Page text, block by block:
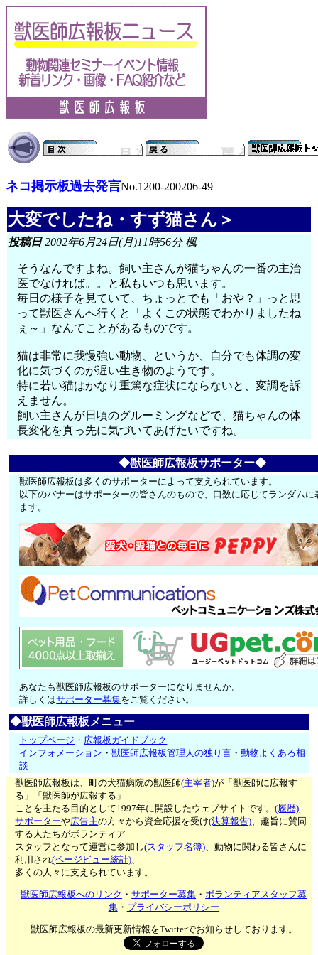
ネコ掲示板過去発言No.1200-200206-49
大変でしたね・すず猫さん＞
投稿日2002年6月24日(月)11時56分 楓
そうなんですよね。飼い主さんが猫ちゃんの一番の主治
医でなければ。。と私もいつも思います。
毎日の様子を見ていて、ちょっとでも「おや？」っと思
って獣医さんへ行くと「よくこの状態でわかりましたね
ぇ～」なんてことがあるものです。
猫は非常に我慢強い動物、というか、自分でも体調の変
化に気づくのが遅い生き物のようです。
特に若い猫はかなり重篤な症状にならないと、変調を訴
えません。
飼い主さんが日頃のグルーミングなどで、猫ちゃんの体
長変化を真っ先に気づいてあげたいですね。
◆獣医師広報板サポーター◆
獣医師広報板は多くのサポーターによって支えられています。
以下のバナーはサポーターの皆さんのもので、口数に応じてランダムに
ます。
あなたも獣医師広報板のサポーターになりませんか。
詳しくはサポーター募集をご覧ください。
◆獣医師広報板メニュー
トップページ ・ 広報板ガイドブック
インフォメーション ・獣医師広報板管理人の独り言 ・動物よくある相
談
獣医師広報板は、町の犬猫病院の獣医師(主宰者)が「獣医師に広報す
る」「獣医師が広報する」
ことを主たる目的として1997年に開設したウェブサイトです。(履歴)
サポーターや広告主の方々から資金応援を受け(決算報告)、趣旨に賛同
する人たちがボランティア
スタッフとなって運営に参加し(スタッフ名簿)、動物に関わる皆さんに
利用され(ページビュー統計)、
多くの人々に支えられています。
獣医師広報板へのリンク ・サポーター募集 ・ボランティアスタッフ募
集・ プライバシーポリシー
獣医師広報板の最新更新情報をTwitterでお知らせしております。